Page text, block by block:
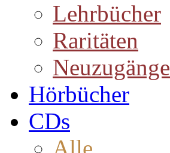
Lehrbücher
Raritäten
Neuzugänge
Hörbücher
CDs